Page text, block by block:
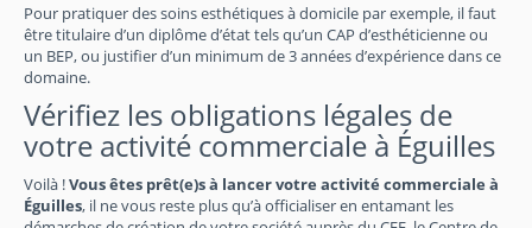
Pour pratiquer des soins esthétiques à domicile par exemple, il faut
être titulaire d’un diplôme d’état tels qu’un CAP d’esthéticienne ou
un BEP, ou justifier d’un minimum de 3 années d’expérience dans ce
domaine.
Vérifiez les obligations légales de
votre activité commerciale à Éguilles
Voilà !Vous êtes prêt(e)s à lancer votre activité commerciale à
Éguilles, il ne vous reste plus qu’à officialiser en entamant les